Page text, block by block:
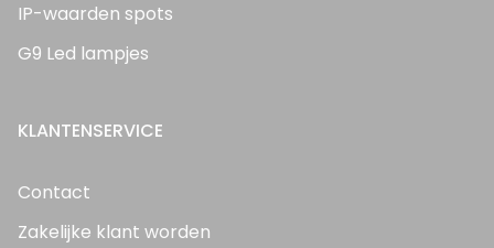
IP-waarden spots
G9 Led lampjes
KLANTENSERVICE
Contact
Zakelijke klant worden